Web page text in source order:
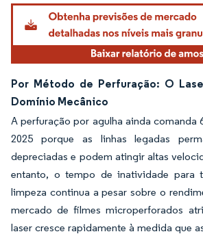
Por Método de Perfuração: O
Domínio Mecânico
A perfuração por agulha ainda comanda
2025 porque as linhas legadas
depreciadas e podem atingir altas
entanto, o tempo de inatividade para
limpeza continua a pesar sobre o
mercado de filmes microperforados
laser cresce rapidamente à medida que